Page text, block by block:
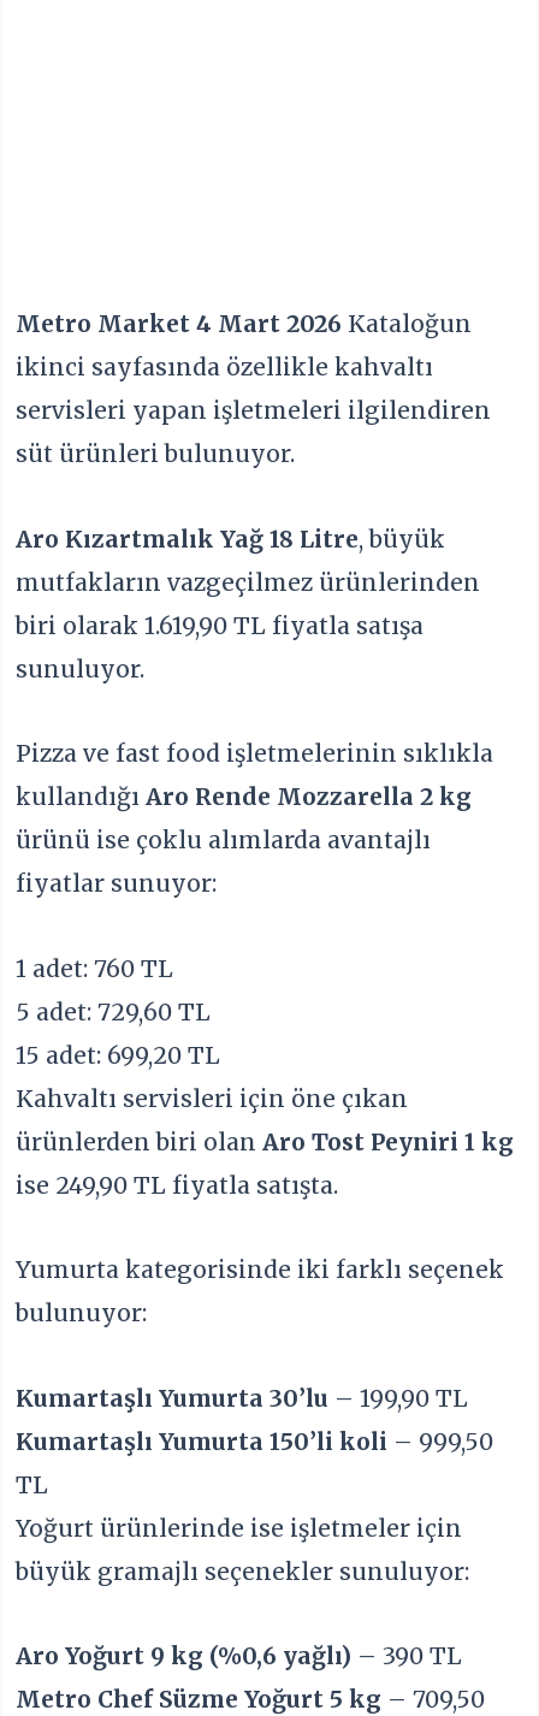
Metro Market 4 Mart 2026 Kataloğun
ikinci sayfasında özellikle kahvaltı
servisleri yapan işletmeleri ilgilendiren
süt ürünleri bulunuyor.
Aro Kızartmalık Yağ 18 Litre, büyük
mutfakların vazgeçilmez ürünlerinden
biri olarak 1.619,90 TL fiyatla satışa
sunuluyor.
Pizza ve fast food işletmelerinin sıklıkla
kullandığıAro Rende Mozzarella 2 kg
ürünü ise çoklu alımlarda avantajlı
fiyatlar sunuyor:
1 adet: 760 TL
5 adet: 729,60 TL
15 adet: 699,20 TL
Kahvaltı servisleri için öne çıkan
ürünlerden biri olanAro Tost Peyniri 1 kg
ise 249,90 TL fiyatla satışta.
Yumurta kategorisinde iki farklı seçenek
bulunuyor:
Kumartaşlı Yumurta 30’lu – 199,90 TL
Kumartaşlı Yumurta 150’li koli – 999,50
TL
Yoğurt ürünlerinde ise işletmeler için
büyük gramajlı seçenekler sunuluyor:
Aro Yoğurt 9 kg (%0,6 yağlı) – 390 TL
Metro Chef Süzme Yoğurt 5 kg – 709,50